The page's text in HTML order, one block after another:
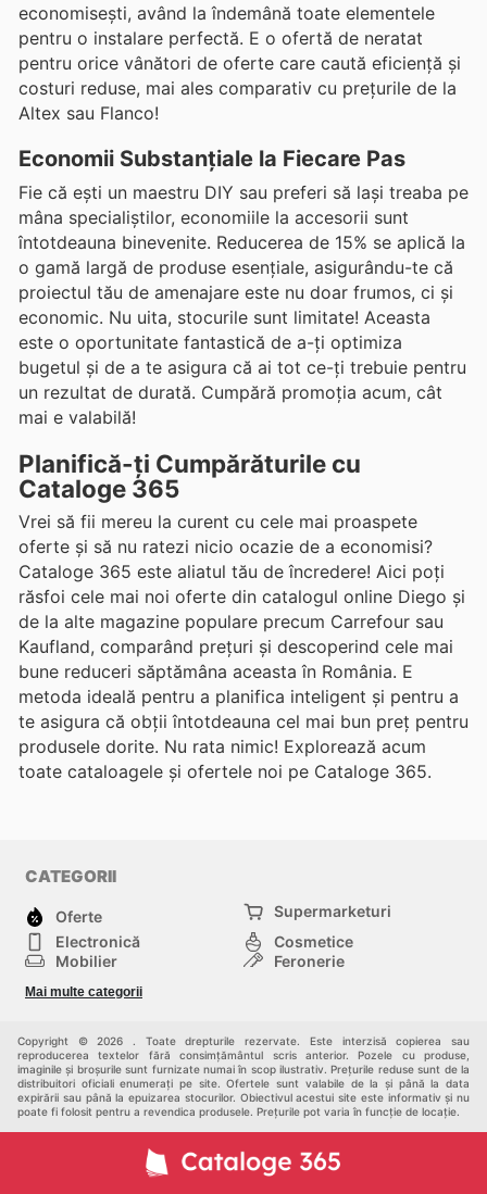
economisești, având la îndemână toate elementele
pentru o instalare perfectă. E o ofertă de neratat
pentru orice vânători de oferte care caută eficiență și
costuri reduse, mai ales comparativ cu prețurile de la
Altex sau Flanco!
Economii Substanțiale la Fiecare Pas
Fie că ești un maestru DIY sau preferi să lași treaba pe
mâna specialiștilor, economiile la accesorii sunt
întotdeauna binevenite. Reducerea de 15% se aplică la
o gamă largă de produse esențiale, asigurându-te că
proiectul tău de amenajare este nu doar frumos, ci și
economic. Nu uita, stocurile sunt limitate! Aceasta
este o oportunitate fantastică de a-ți optimiza
bugetul și de a te asigura că ai tot ce-ți trebuie pentru
un rezultat de durată. Cumpără promoția acum, cât
mai e valabilă!
Planifică-ți Cumpărăturile cu
Cataloge 365
Vrei să fii mereu la curent cu cele mai proaspete
oferte și să nu ratezi nicio ocazie de a economisi?
Cataloge 365 este aliatul tău de încredere! Aici poți
răsfoi cele mai noi oferte din catalogul online Diego și
de la alte magazine populare precum Carrefour sau
Kaufland, comparând prețuri și descoperind cele mai
bune reduceri săptămâna aceasta în România. E
metoda ideală pentru a planifica inteligent și pentru a
te asigura că obții întotdeauna cel mai bun preț pentru
produsele dorite. Nu rata nimic! Explorează acum
toate cataloagele și ofertele noi pe Cataloge 365.
CATEGORII
Oferte
Supermarketuri
Electronică
Cosmetice
Mobilier
Feronerie
Copii
Mai multe categorii
Copyright © 2026 . Toate drepturile rezervate. Este interzisă copierea sau
reproducerea textelor fără consimțământul scris anterior. Pozele cu produse,
imaginile și broșurile sunt furnizate numai în scop ilustrativ. Prețurile reduse sunt de la
distribuitori oficiali enumerați pe site. Ofertele sunt valabile de la și până la data
expirării sau până la epuizarea stocurilor. Obiectivul acestui site este informativ și nu
poate fi folosit pentru a revendica produsele. Prețurile pot varia în funcție de locație.